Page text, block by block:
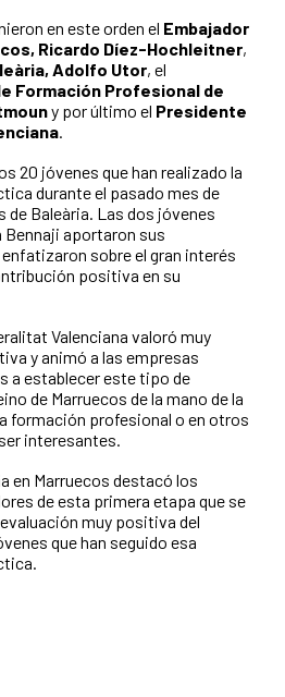
en este orden el Embajador
Ricardo Díez-Hochleitner,
Adolfo Utor, el
Formación Profesional de
y por último el Presidente
.
20 jóvenes que han realizado la
durante el pasado mes de
de Baleària. Las dos jóvenes
Bennaji aportaron sus
sobre el gran interés
positiva en su
Valenciana valoró muy
y animó a las empresas
a establecer este tipo de
de Marruecos de la mano de la
formación profesional o en otros
interesantes.
en Marruecos destacó los
de esta primera etapa que se
muy positiva del
que han seguido esa